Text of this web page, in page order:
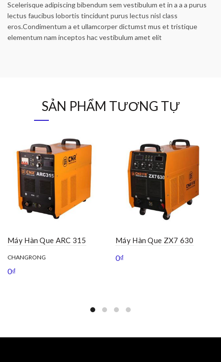
Scelerisque adipiscing bibendum sem vestibulum et in a a a purus
lectus faucibus lobortis tincidunt purus lectus nisl class
eros.Condimentum a et ullamcorper dictumst mus et tristique
elementum nam inceptos hac vestibulum amet elit
SẢN PHẨM TƯƠNG TỰ
Máy Hàn Que ARC 315
CHANGRONG
0₫
Máy Hàn Que ZX7 630
0₫